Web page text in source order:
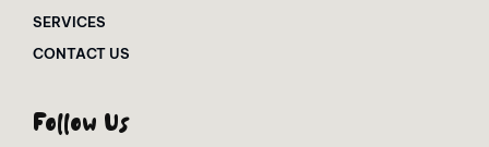
SERVICES
CONTACT US
Follow Us